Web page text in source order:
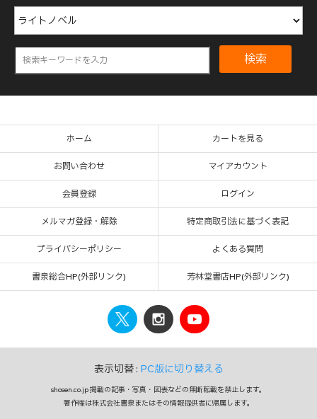
検索
ホーム カートを見る
お問い合わせ マイアカウント
会員登録 ログイン
メルマガ登録・解除 特定商取引法に基づく表記
プライバシーポリシー よくある質問
書泉総合HP(外部リンク) 芳林堂書店HP(外部リンク)
表示切替 : PC版に切り替える
shosen.co.jp 掲載の記事・写真・図表などの無断転載を禁止します。
著作権は株式会社書泉またはその情報提供者に帰属します。